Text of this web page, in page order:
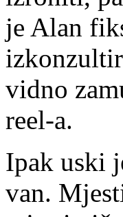
je Alan
vidno
reel-a.
Ipak uski
van.